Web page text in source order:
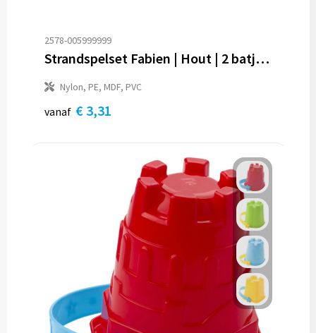
2578-005999999
Strandspelset Fabien | Hout | 2 batjes en bal
Nylon, PE, MDF, PVC
vanaf € 3,31